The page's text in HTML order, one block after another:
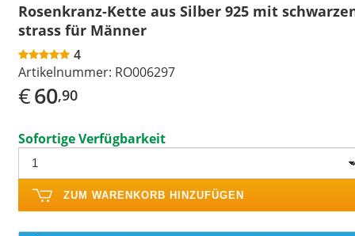
Rosenkranz-Kette aus Silber 925 mit
strass für Männer
4
Artikelnummer: RO006297
€60,90
Sofortige Verfügbarkeit
ZUM WARENKORB HINZUFÜGEN